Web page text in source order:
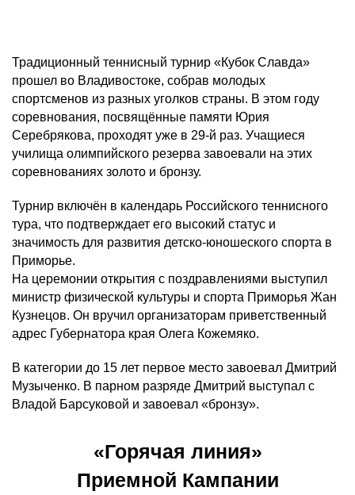
«Горячая линия»
Приемной Кампании
Традиционный теннисный турнир «Кубок Славда»
прошел во Владивостоке, собрав молодых
спортсменов из разных уголков страны. В этом году
соревнования, посвящённые памяти Юрия
Серебрякова, проходят уже в 29-й раз. Учащиеся
училища олимпийского резерва завоевали на этих
соревнованиях золото и бронзу.
Турнир включён в календарь Российского теннисного
тура, что подтверждает его высокий статус и
значимость для развития детско-юношеского спорта в
Приморье.
На церемонии открытия с поздравлениями выступил
министр физической культуры и спорта Приморья Жан
Кузнецов. Он вручил организаторам приветственный
адрес Губернатора края Олега Кожемяко.
В категории до 15 лет первое место завоевал Дмитрий
Музыченко. В парном разряде Дмитрий выступал с
Владой Барсуковой и завоевал «бронзу».